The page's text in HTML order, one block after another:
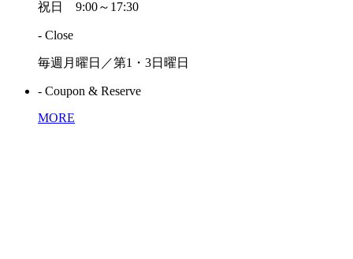
祝日 9:00～17:30
- Close
毎週月曜日／第1・3日曜日
- Coupon & Reserve
MORE